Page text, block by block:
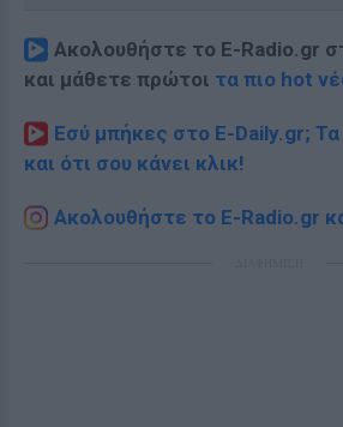
Ακολουθήστε το E-Radio.gr
και μάθετε πρώτοι τα πιο hot
Εσύ μπήκες στο E-Daily.gr;
και ότι σου κάνει κλικ!
Ακολουθήστε το E-Radio.gr